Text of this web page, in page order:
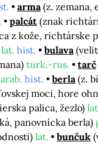
arma (z. zemana,
palcát (znak
z kože, richtárske
lat. hist. bulava
turk.-rus. tarč
arab. hist. berla (z.
moci, hore
palica, žezlo)
panovnícka berla)
lat. bunčuk